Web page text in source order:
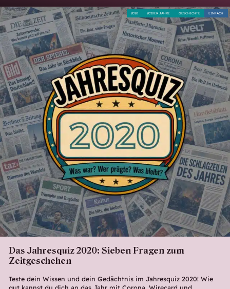
Das Jahresquiz 2020: Sieben Fragen zum
Zeitgeschehen
Teste dein Wissen und dein Gedächtnis im Jahresquiz 2020! Wie
EINFACH
GESCHICHTE
2020ER JAHRE
2020